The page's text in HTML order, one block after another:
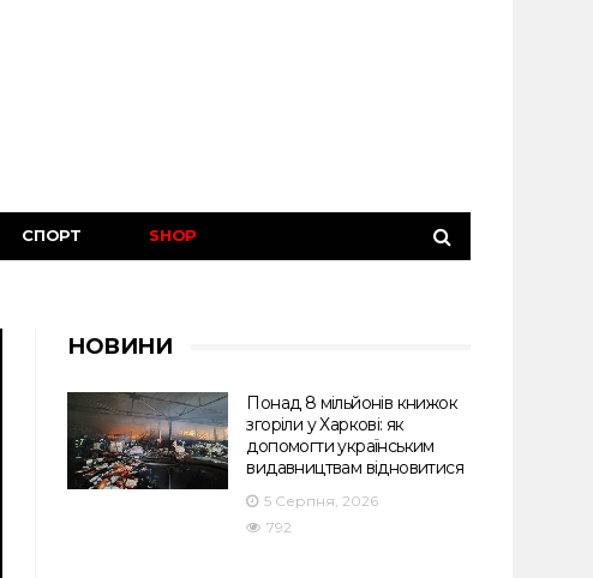
СПОРТ SHOP
НОВИНИ
Понад 8 мільйонів книжок
згоріли у Харкові: як
допомогти українським
видавництвам відновитися
5 Серпня, 2026
792